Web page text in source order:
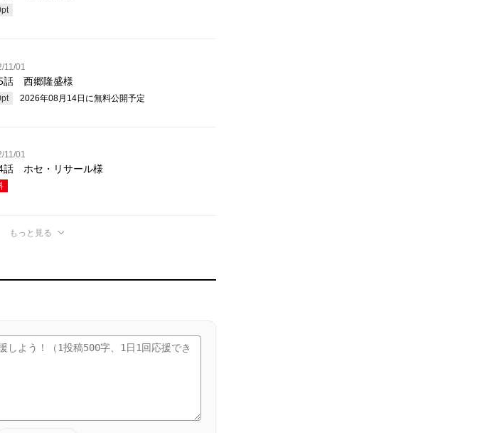
pt
11/01
話 西郷隆盛様
pt 2026年08月14日 に無料公開予定
11/01
話 ホセ・リサール様
もっと見る